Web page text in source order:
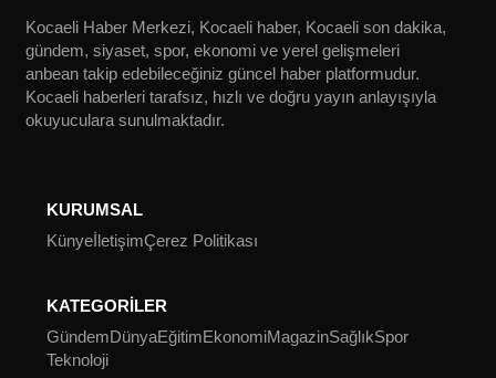
Kocaeli Haber Merkezi, Kocaeli haber, Kocaeli son dakika,
gündem, siyaset, spor, ekonomi ve yerel gelişmeleri
anbean takip edebileceğiniz güncel haber platformudur.
Kocaeli haberleri tarafsız, hızlı ve doğru yayın anlayışıyla
okuyuculara sunulmaktadır.
KURUMSAL
KünyeİletişimÇerez Politikası
KATEGORİLER
GündemDünyaEğitimEkonomiMagazinSağlıkSpor
Teknoloji